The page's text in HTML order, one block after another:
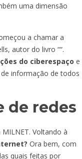
uma dimensão
a chamar a
autor do livro ““.
do ciberespaço e
informação de todos
de redes
Voltando à
Ora bem, com
quais feitas por